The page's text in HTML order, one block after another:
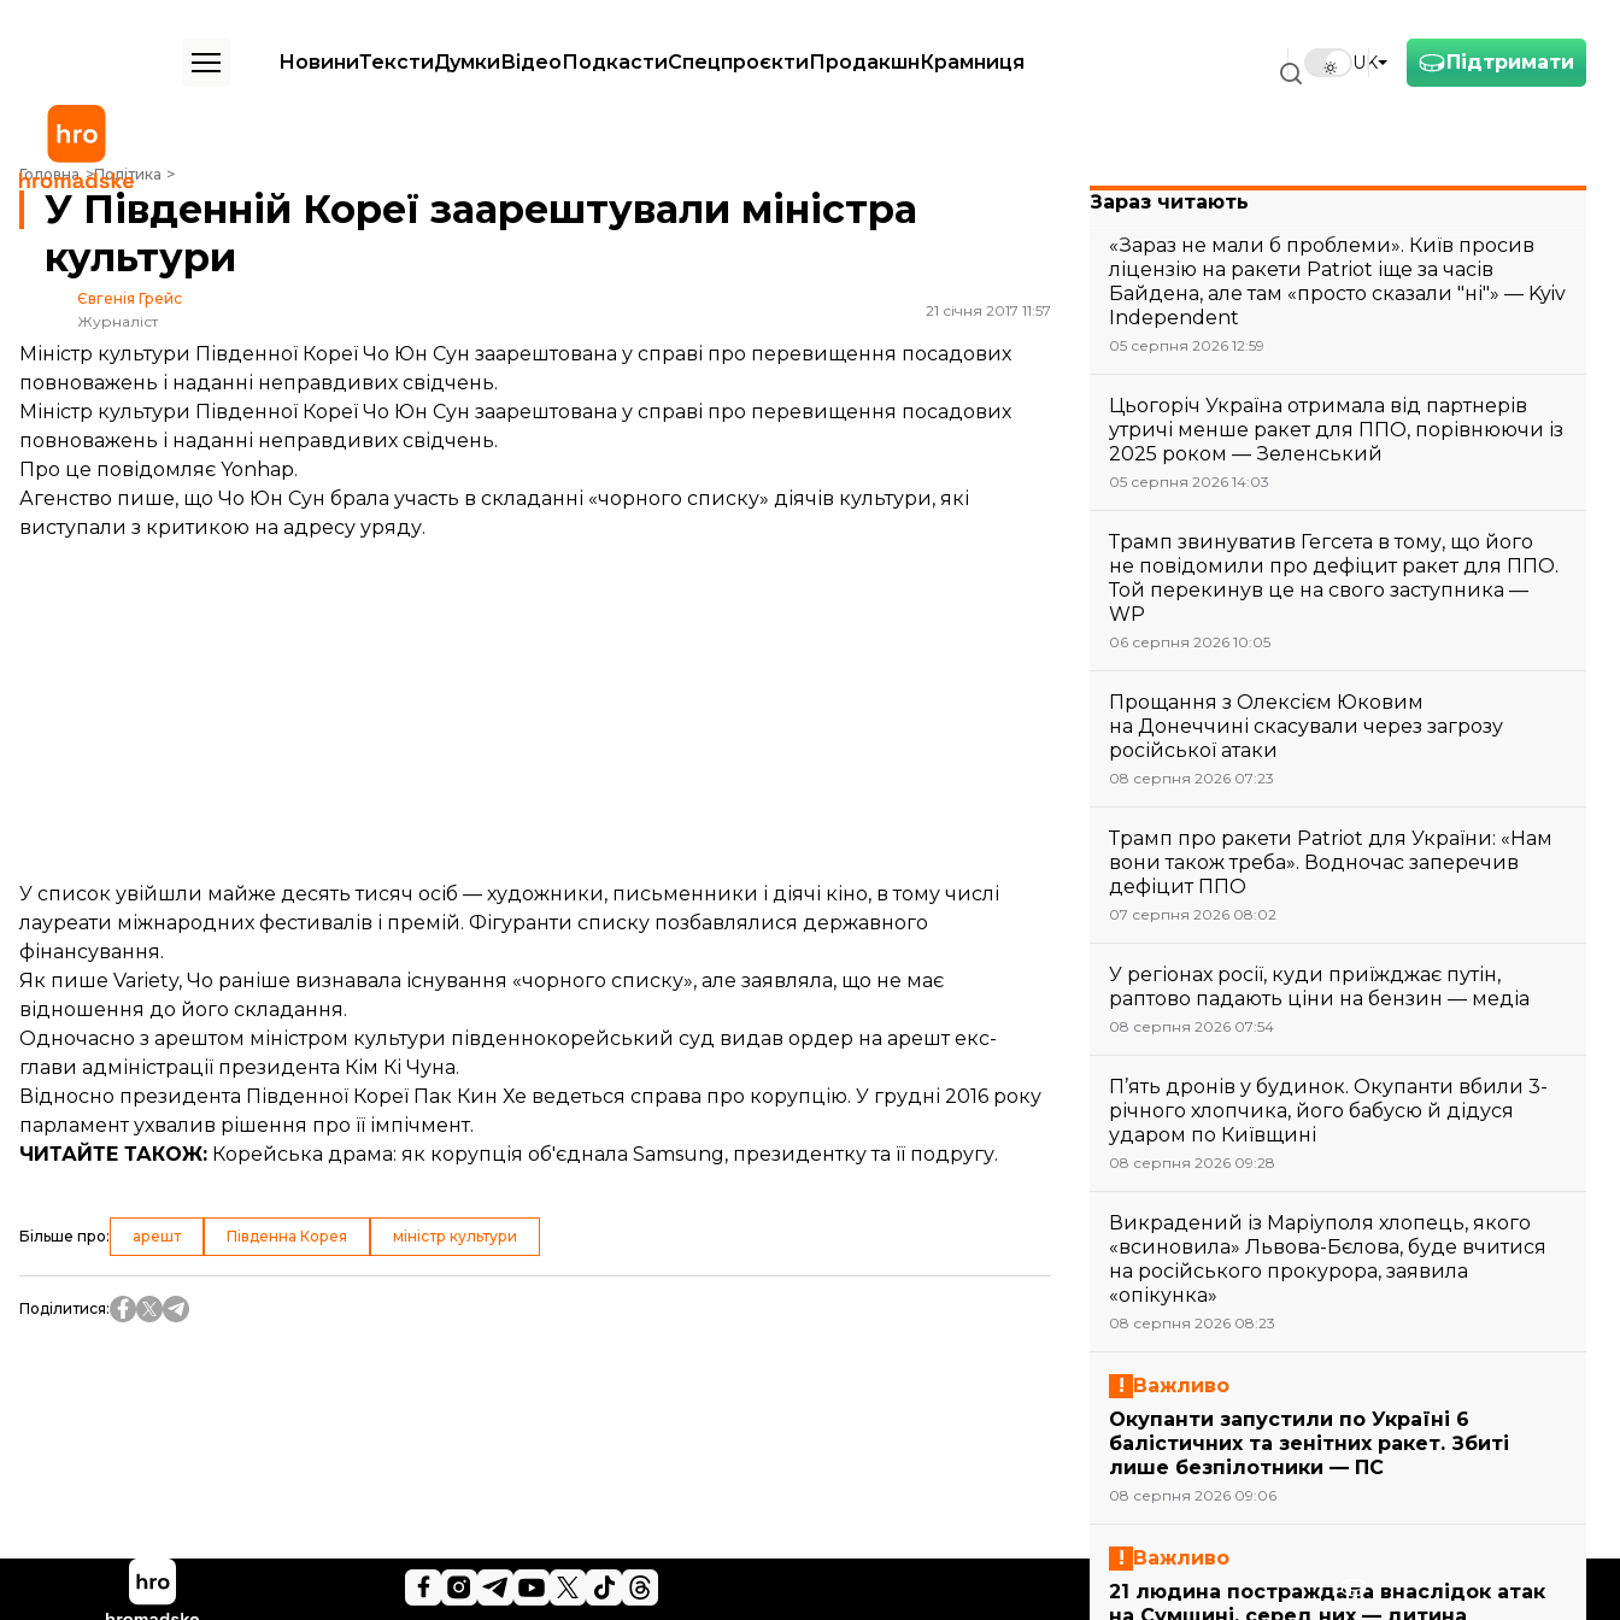
Підтримати
UK
НовиниТекстиДумкиВідеоПодкастиСпецпроєктиПродакшнКрамниця
Головна Політика
У Південній Кореї заарештували міністра культури
У Південній Кореї заарештували міністра
культури
Євгенія Грейс
Журналіст
21 січня 2017 11:57
Міністр культури Південної Кореї Чо Юн Сун заарештована у справі про перевищення посадових
повноважень і наданні неправдивих свідчень.
Міністр культури Південної Кореї Чо Юн Сун заарештована у справі про перевищення посадових
повноважень і наданні неправдивих свідчень.
Про це повідомляє Yonhap.
Агенство пише, що Чо Юн Сун брала участь в складанні «чорного списку» діячів культури, які
виступали з критикою на адресу уряду.
У список увійшли майже десять тисяч осіб — художники, письменники і діячі кіно, в тому числі
лауреати міжнародних фестивалів і премій. Фігуранти списку позбавлялися державного
фінансування.
Як пише Variety, Чо раніше визнавала існування «чорного списку», але заявляла, що не має
відношення до його складання.
Одночасно з арештом міністром культури південнокорейський суд видав ордер на арешт екс-
глави адміністрації президента Кім Кі Чуна.
Відносно президента Південної Кореї Пак Кин Хе ведеться справа про корупцію. У грудні 2016 року
парламентухвалив рішення про її імпічмент.
ЧИТАЙТЕ ТАКОЖ: Корейська драма: як корупція об'єднала Samsung, президентку та її подругу.
Більше про: арешт Південна Корея міністр культури
Поділитися:
Зараз читають
«Зараз не мали б проблеми». Київ просив
ліцензію на ракети Patriot іще за часів
Байдена, але там «просто сказали "ні"» — Kyiv
Independent
05 серпня 2026 12:59
Цьогоріч Україна отримала від партнерів
утричі менше ракет для ППО, порівнюючи із
2025 роком — Зеленський
05 серпня 2026 14:03
Трамп звинуватив Гегсета в тому, що його
не повідомили про дефіцит ракет для ППО.
Той перекинув це на свого заступника —
WP
06 серпня 2026 10:05
Прощання з Олексієм Юковим
на Донеччині скасували через загрозу
російської атаки
08 серпня 2026 07:23
Трамп про ракети Patriot для України: «Нам
вони також треба». Водночас заперечив
дефіцит ППО
07 серпня 2026 08:02
У регіонах росії, куди приїжджає путін,
раптово падають ціни на бензин — медіа
08 серпня 2026 07:54
П’ять дронів у будинок. Окупанти вбили 3-
річного хлопчика, його бабусю й дідуся
ударом по Київщині
08 серпня 2026 09:28
Викрадений із Маріуполя хлопець, якого
«всиновила» Львова-Бєлова, буде вчитися
на російського прокурора, заявила
«опікунка»
08 серпня 2026 08:23
Важливо
Окупанти запустили по Україні 6
балістичних та зенітних ракет. Збиті
лише безпілотники — ПС
08 серпня 2026 09:06
Важливо
21 людина постраждала внаслідок атак
Підтримати